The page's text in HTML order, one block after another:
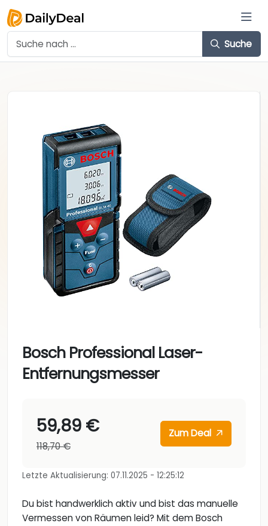
Suche
Bosch Professional Laser-
Entfernungsmesser
59,89 €
118,70 €
Zum Deal
Letzte Aktualisierung: 07.11.2025 - 12:25:12
Du bist handwerklich aktiv und bist das manuelle
Vermessen von Räumen leid? Mit dem Bosch